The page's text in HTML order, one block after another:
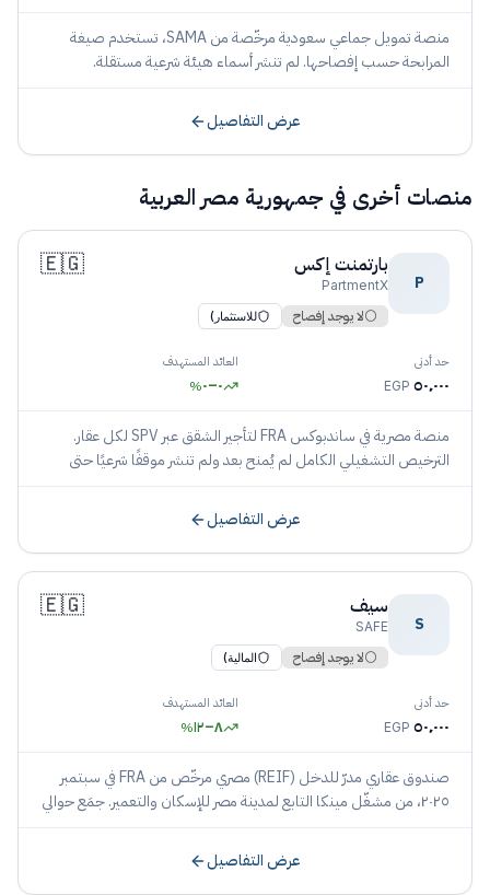
منصة تمويل جماعي سعودية مرخّصة من SAMA، تستخدم صيغة
المرابحة حسب إفصاحها. لم تنشر أسماء هيئة شرعية مستقلة.
عرض التفاصيل
منصات أخرى في جمهورية مصر العربية
P
بارتمنت إكس
PartmentX
🇪🇬
⚪لا يوجد إفصاح للاستثمار)
حد أدنى
٥٠٬٠٠٠ EGP
العائد المستهدف
٠–٠%
منصة مصرية في ساندبوكس FRA لتأجير الشقق عبر SPV لكل عقار.
الترخيص التشغيلي الكامل لم يُمنح بعد ولم تنشر موقفًا شرعيًا حتى
عرض التفاصيل
S
سيف
SAFE
🇪🇬
⚪لا يوجد إفصاح المالية)
حد أدنى
٥٠٬٠٠٠ EGP
العائد المستهدف
٨–١٢%
صندوق عقاري مدرّ للدخل (REIF) مصري مرخّص من FRA في سبتمبر
٢٠٢٥، من مشغّل مينكا التابع لمدينة مصر للإسكان والتعمير. جمَع حوالي
عرض التفاصيل